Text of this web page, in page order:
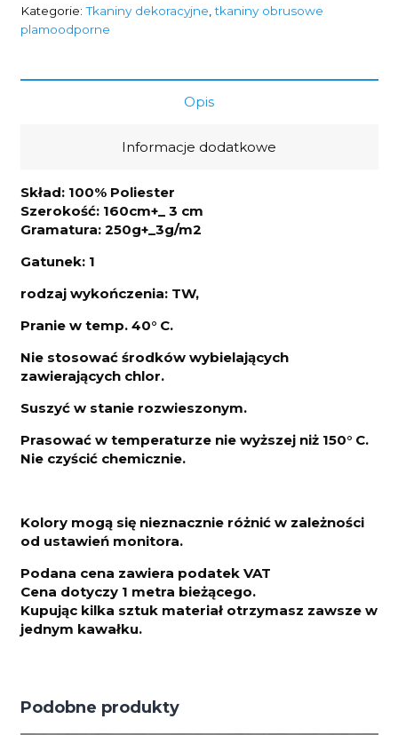
włoska
uczta
250g/m2
Kategorie:Tkaniny dekoracyjne ,tkaniny obrusowe
plamoodporne
Opis
Informacje dodatkowe
Skład: 100% Poliester
Szerokość: 160cm+_ 3 cm
Gramatura: 250g+_3g/m2
Gatunek: 1
rodzaj wykończenia: TW,
Pranie w temp. 40° C.
Nie stosować środków wybielających
zawierających chlor.
Suszyć w stanie rozwieszonym.
Prasować w temperaturze nie wyższej niż 150° C.
Nie czyścić chemicznie.
Kolory mogą się nieznacznie różnić w zależności
od ustawień monitora.
Podana cena zawiera podatek VAT
Cena dotyczy 1 metra bieżącego.
Kupując kilka sztuk materiał otrzymasz zawsze w
jednym kawałku.
Podobne produkty